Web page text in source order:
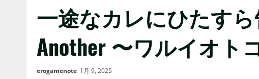
一途なカレにひたすら
Another 〜ワルイオト
erogamenote 1月 9, 2025